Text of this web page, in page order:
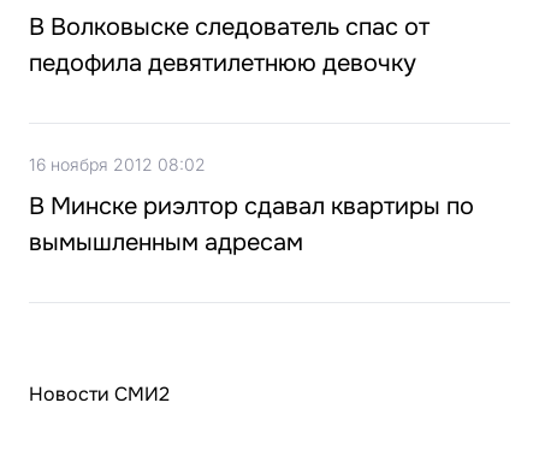
В Волковыске следователь спас от
педофила девятилетнюю девочку
16 ноября 2012 08:02
В Минске риэлтор сдавал квартиры по
вымышленным адресам
Новости СМИ2